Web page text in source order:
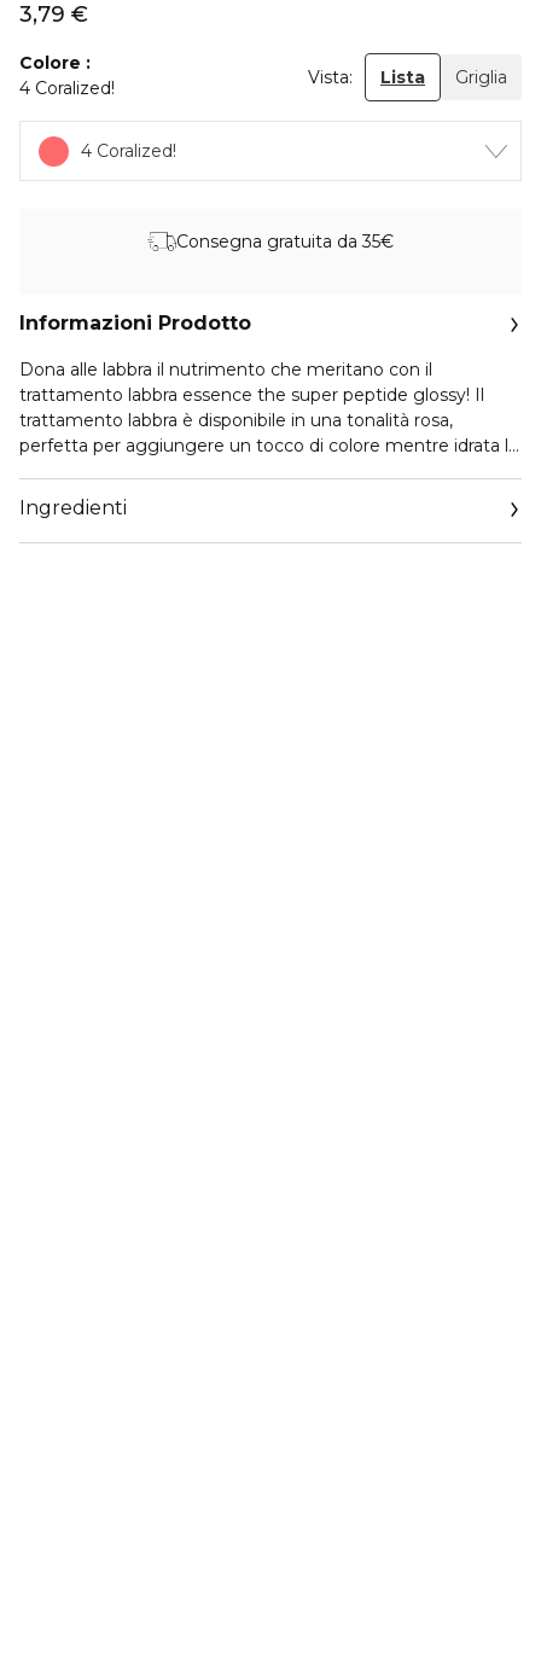
3,79 €
Colore
4 Coralized!
Vista: Lista Griglia
4 Coralized!
Consegna gratuita da 35€
Informazioni Prodotto
Dona alle labbra il nutrimento che meritano con il
trattamento labbra essence the super peptide glossy! Il
trattamento labbra è disponibile in una tonalità rosa,
perfetta per aggiungere un tocco di colore mentre idrata le
irresistibilmente lucido con un delicato accenno di colore.
Arricchito con una potente miscela di peptidi, burro di karité
e vitamina E, questo trattamento per labbra idrata
Ingredienti